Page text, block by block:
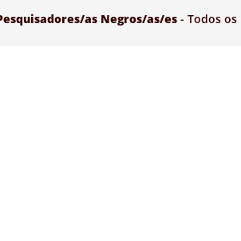
as Negros/as/es- Todos os